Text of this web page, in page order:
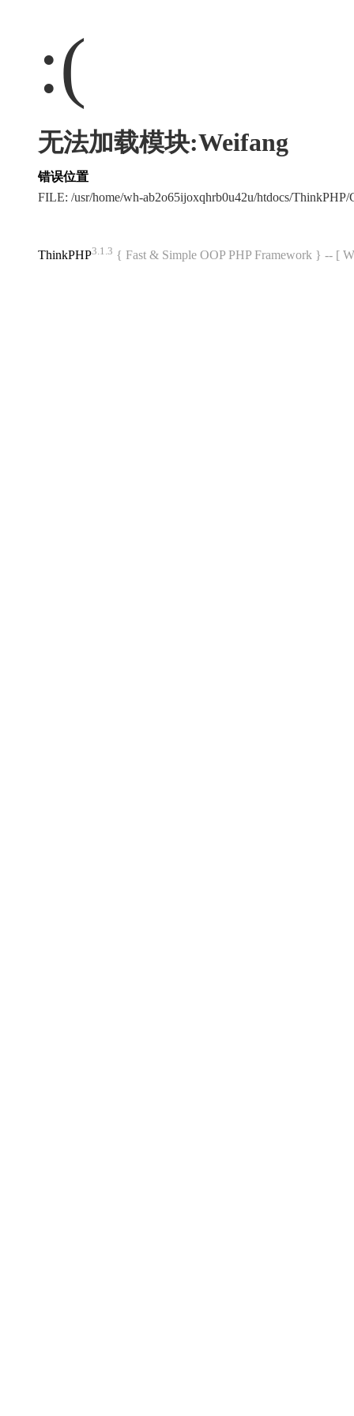
:(
无法加载模块:Weifang
错误位置
FILE: /usr/home/wh-ab2o65ijoxqhrb0u42u/htdocs/
ThinkPHP3.1.3 { Fast & Simple OOP PHP Framework } -- [